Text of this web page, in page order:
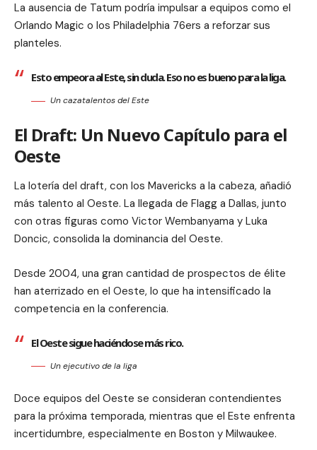
La ausencia de Tatum podría impulsar a equipos como el
Orlando Magic o los Philadelphia 76ers a reforzar sus
planteles.
Esto empeora al Este, sin duda. Eso no es bueno para la liga.
Un cazatalentos del Este
El Draft: Un Nuevo Capítulo para el
Oeste
La lotería del draft, con los Mavericks a la cabeza, añadió
más talento al Oeste. La llegada de Flagg a Dallas, junto
con otras figuras como Victor Wembanyama y Luka
Doncic, consolida la dominancia del Oeste.
Desde 2004, una gran cantidad de prospectos de élite
han aterrizado en el Oeste, lo que ha intensificado la
competencia en la conferencia.
El Oeste sigue haciéndose más rico.
Un ejecutivo de la liga
Doce equipos del Oeste se consideran contendientes
para la próxima temporada, mientras que el Este enfrenta
incertidumbre, especialmente en Boston y Milwaukee.